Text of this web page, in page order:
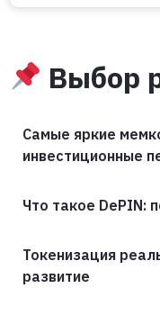
Выбор
Самые яркие
инвестиционные
Что такое DePIN:
Токенизация
развитие